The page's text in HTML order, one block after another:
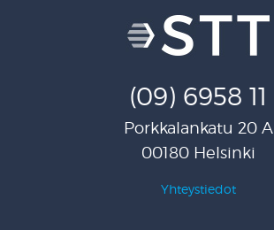
(09) 6958 11
Porkkalankatu 20 A
00180 Helsinki
Yhteystiedot